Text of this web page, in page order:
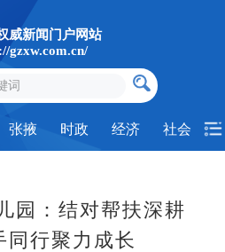
威新闻门户网站
gzxw.com.cn/
张掖 时政 经济 社会
园：结对帮扶深耕
同行聚力成长